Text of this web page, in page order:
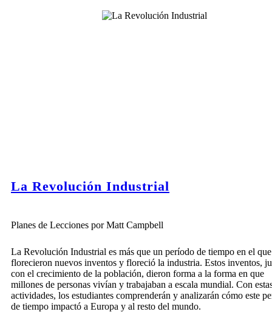
La Revolución Industrial
Planes de Lecciones por Matt Campbell
La Revolución Industrial es más que un período de tiempo en el que
florecieron nuevos inventos y floreció la industria. Estos inventos,
con el crecimiento de la población, dieron forma a la forma en que
millones de personas vivían y trabajaban a escala mundial. Con
actividades, los estudiantes comprenderán y analizarán cómo este
de tiempo impactó a Europa y al resto del mundo.